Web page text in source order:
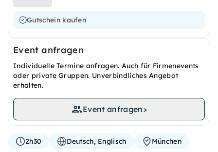
Gutschein kaufen
Event anfragen
Individuelle Termine anfragen. Auch für Firmenevents
oder private Gruppen. Unverbindliches Angebot
erhalten.
Event anfragen>
2h30 Deutsch, Englisch München